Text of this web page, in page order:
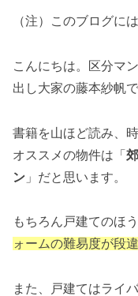
（注）このブログに
こんにちは。区分マ
出し大家の藤本紗帆で
書籍を山ほど読み、
オススメの物件は「
ン 」だと思います。
もちろん戸建てのほ
ォームの難易度が段
また、戸建てはライ